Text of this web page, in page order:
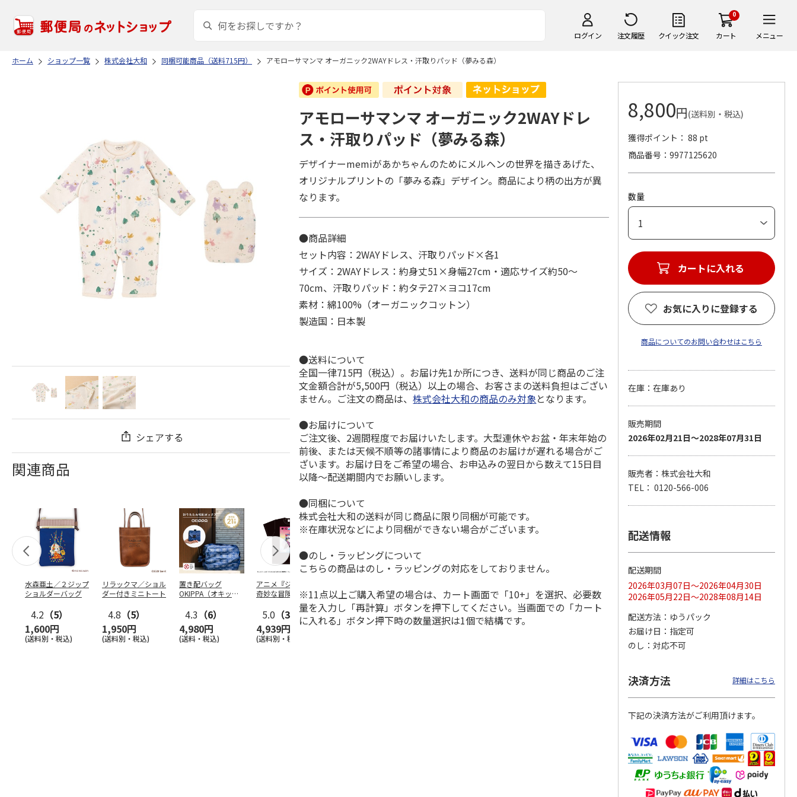
ログイン 注文履歴 クイック注文
0
カート メニュー
ホーム ショップ一覧 株式会社大和 同梱可能商品（送料715円） アモローサマンマ オーガニック2WAYドレス・汗取りパッド（夢みる森）
シェアする
関連商品
水森亜土／２ジップ
ショルダーバッグ
4.2 （5）
1,600円
(送料別・税込)
リラックマ／ショル
ダー付きミニトート
4.8 （5）
1,950円
(送料別・税込)
置き配バッグ
OKIPPA（オキッ
4.3 （6）
4,980円
(送料・税込)
アニメ『ジョジョの
奇妙な冒険 黄金の
風』CITY POP…
5.0 （3）
4,939円
(送料別・税込)
ー付きバッグ
4.5（6）
1,760円
ルTシャツ Sサイズ
3,080円
奇妙な冒険 黄金の
風』CITY POP…
4.8（4）
3,839円
冒険 スターダスト
クルセイダース』
ワー…
『ジョジョの奇妙な
冒険 スターダスト
クルセイダース』
トラ…
3,300円
(送料別・税込)
『ジョジョの奇妙な
冒険 スターダスト
クルセイダース』
アモローサマンマ オーガニック2WAYドレ
ス・汗取りパッド（夢みる森）
デザイナーmemiがあかちゃんのためにメルヘンの世界を描きあげた、
オリジナルプリントの「夢みる森」デザイン。商品により柄の出方が異
なります。
●商品詳細
セット内容：2WAYドレス、汗取りパッド×各1
サイズ：2WAYドレス：約身丈51×身幅27cm・適応サイズ約50～
70cm、汗取りパッド：約タテ27×ヨコ17cm
素材：綿100%（オーガニックコットン）
製造国：日本製
●送料について
全国一律715円（税込）。お届け先1か所につき、送料が同じ商品のご注
文金額合計が5,500円（税込）以上の場合、お客さまの送料負担はござい
ません。ご注文の商品は、株式会社大和の商品のみ対象となります。
●お届けについて
ご注文後、2週間程度でお届けいたします。大型連休やお盆・年末年始の
前後、または天候不順等の諸事情により商品のお届けが遅れる場合がご
ざいます。お届け日をご希望の場合、お申込みの翌日から数えて15日目
以降～配送期間内でお願いします。
●同梱について
株式会社大和の送料が同じ商品に限り同梱が可能です。
※在庫状況などにより同梱ができない場合がございます。
●のし・ラッピングについて
こちらの商品はのし・ラッピングの対応をしておりません。
※11点以上ご購入希望の場合は、カート画面で「10+」を選択、必要数
量を入力し「再計算」ボタンを押下してください。当画面での「カート
に入れる」ボタン押下時の数量選択は1個で結構です。
8,800円(送料別・税込)
獲得ポイント： 88 pt
商品番号
9977125620
数量
カートに入れる
お気に入りに登録する
商品についてのお問い合わせはこちら
在庫：在庫あり
販売期間
2026年02月21日～2028年07月31日
販売者：株式会社大和
TEL： 0120-566-006
配送情報
配送期間
2026年03月07日～2026年04月30日
2026年05月22日～2028年08月14日
配送方法
ゆうパック
お届け日
指定可
のし
対応不可
決済方法 詳細はこちら
下記の決済方法がご利用頂けます。